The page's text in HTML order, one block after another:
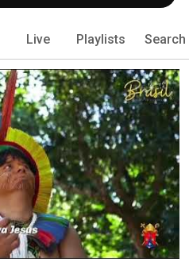
Live Playlists Search